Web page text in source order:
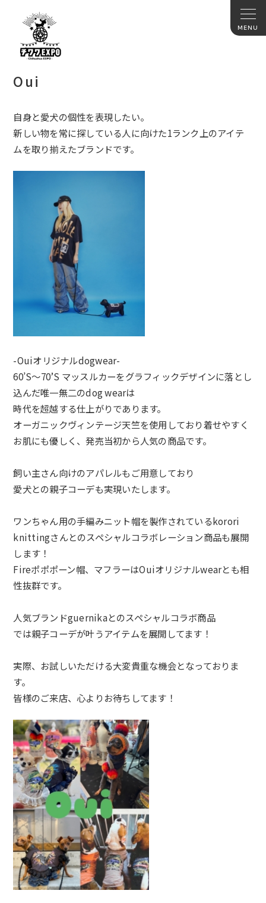
Oui
自身と愛犬の個性を表現したい。
新しい物を常に探している人に向けた1ランク上のアイテ
ムを取り揃えたブランドです。
-Ouiオリジナルdogwear-
60’S〜70’S マッスルカーをグラフィックデザインに落とし
込んだ唯一無二のdog wearは
時代を超越する仕上がりであります。
オーガニックヴィンテージ天竺を使用しており着せやすく
お肌にも優しく、発売当初から人気の商品です。
飼い主さん向けのアパレルもご用意しており
愛犬との親子コーデも実現いたします。
ワンちゃん用の手編みニット帽を製作されているkorori
knittingさんとのスペシャルコラボレーション商品も展開
します！
Fireポポポーン帽、マフラーはOuiオリジナルwearとも相
性抜群です。
人気ブランドguernikaとのスペシャルコラボ商品
では親子コーデが叶うアイテムを展開してます！
実際、お試しいただける大変貴重な機会となっておりま
す。
皆様のご来店、心よりお待ちしてます！